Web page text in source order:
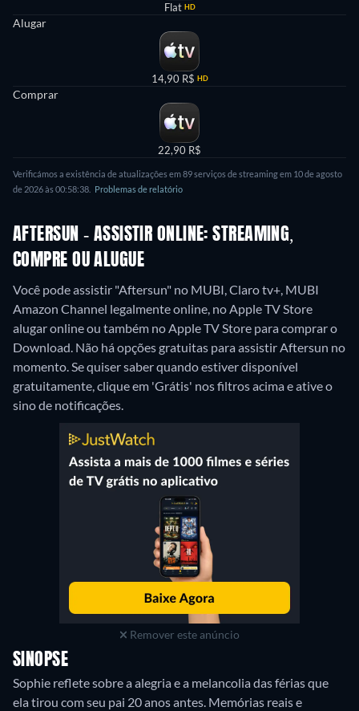
Flat HD
Alugar
14,90 R$ HD
Comprar
22,90 R$
Verificámos a existência de atualizações em 89 serviços de streaming em 10 de agosto
de 2026 às 00:58:38.
Problemas de relatório
AFTERSUN - ASSISTIR ONLINE: STREAMING,
COMPRE OU ALUGUE
Você pode assistir "Aftersun" no MUBI, Claro tv+, MUBI
Amazon Channel legalmente online, no Apple TV Store
alugar online ou também no Apple TV Store para comprar o
Download. Não há opções gratuitas para assistir Aftersun no
momento. Se quiser saber quando estiver disponível
gratuitamente, clique em 'Grátis' nos filtros acima e ative o
sino de notificações.
Remover este anúncio
SINOPSE
Sophie reflete sobre a alegria e a melancolia das férias que
ela tirou com seu pai 20 anos antes. Memórias reais e